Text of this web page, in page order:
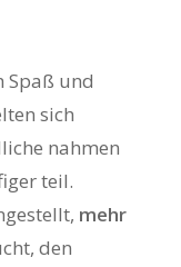
Spaß und
sich
nahmen
teil.
mehr
den